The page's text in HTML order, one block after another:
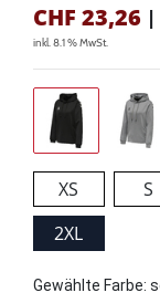
CHF 23,26 |
inkl. 8.1 % MwSt.
XS S
2XL
Gewählte Farbe: